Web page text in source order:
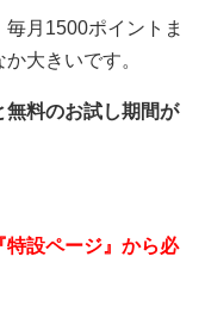
月1500ポイントま
大きいです。
無料のお試し期間が
特設ページ』から必